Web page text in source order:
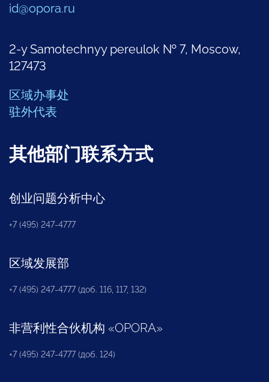
id@opora.ru
2-y Samotechnyy pereulok № 7, Moscow,
127473
区域办事处
驻外代表
其他部门联系方式
创业问题分析中心
+7 (495) 247-4777
区域发展部
+7 (495) 247-4777 (доб. 116, 117, 132)
非营利性合伙机构 «OPORA»
+7 (495) 247-4777 (доб. 124)